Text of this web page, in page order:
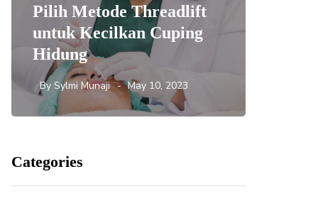
Pilih Metode Threadlift
untuk Kecilkan Cuping
Hidung
By Sylmi Munaji May 10, 2023
Categories